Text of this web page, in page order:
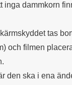
inga dammkorn
tas
och filmen
den ska i ena